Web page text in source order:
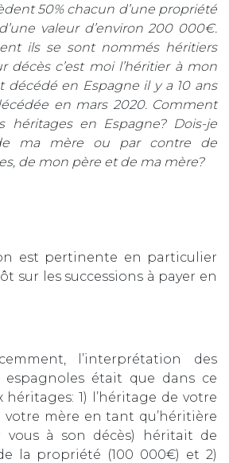
50% chacun d’une propriété
valeur d’environ 200 000€.
ils se sont nommés héritiers
décès c’est moi l’héritier à mon
décédé en Espagne il y a 10 ans
en mars 2020. Comment
héritages en Espagne? Dois-je
ma mère ou par contre de
de mon père et de ma mère?
est pertinente en particulier
sur les successions à payer en
l’interprétation des
espagnoles était que dans ce
héritages: 1) l’héritage de votre
votre mère en tant qu’héritière
vous à son décès) héritait de
la propriété (100 000€) et 2)